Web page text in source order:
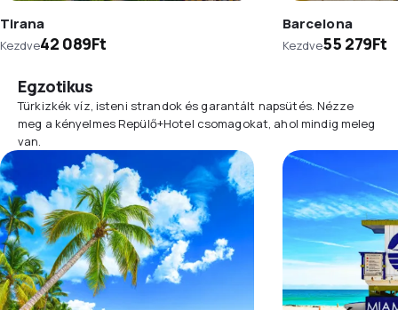
Tirana
Kezdve42 089Ft
Barcelona
Kezdve55 279Ft
Egzotikus
Türkizkék víz, isteni strandok és garantált napsütés. Nézze
meg a kényelmes Repülő+Hotel csomagokat, ahol mindig meleg
van.